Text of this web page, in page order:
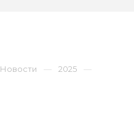
Новости
2025